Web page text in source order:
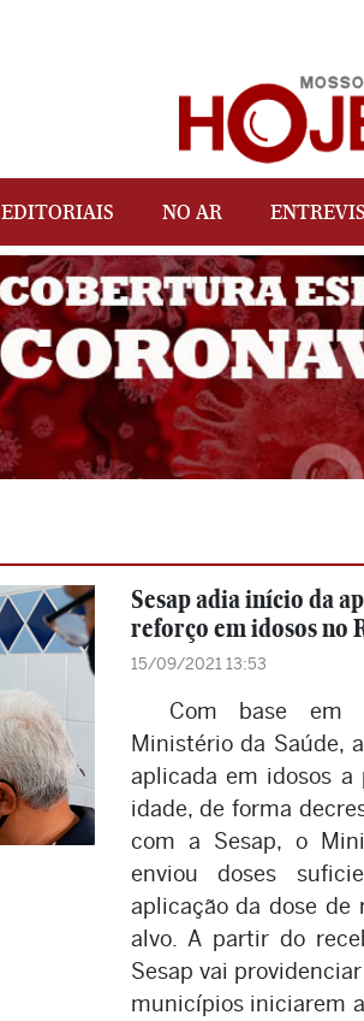
EDITORIAIS NO AR
Sesap adia início da
reforço em idosos no
15/09/2021 13:53
Com base em
Ministério da Saúde,
aplicada em idosos
idade, de forma
com a Sesap, o
enviou doses
aplicação da dose de
alvo. A partir do
Sesap vai
municípios iniciarem